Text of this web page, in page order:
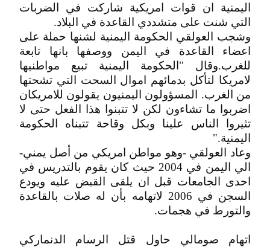
اليمنية ان قوات امريكية شاركت في الضربات
التي شنت على متشددي القاعدة في البلاد.
وشجب العولقي الحكومة اليمنية لشنها حملة على
اعضاء القاعدة في اليمن ووصفها بانها تابعة
للغرب.وقال "الحكومة اليمنية تبيع مواطنيها
لامريكا لتأكل بدمائهم اموال السحت التي تشحتها
من الغرب. المسؤولون اليمنيون يقولون للامريكان
اضربوا ما تشاءون لكن لا تتبنوا هذا الفعل حتى لا
تثيروا الناس علينا وبكل وقاحة تتبناه الحكومة
اليمنية."
وعاد العولقي -وهو مواطن امريكي من أصل يمني-
الي اليمن في 2004 حيث كان يقوم بالتدريس في
احدى الجامعات قبل ان يلقى القبض عليه ويودع
السجن في 2006 لاتهامه بأن له صلات بالقاعدة
والتورط في هجمات.
اتهام صومالي حاول قتل الرسام الدنماركي